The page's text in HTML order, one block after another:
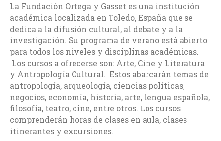
La Fundación Ortega y Gasset es una institución
académica localizada en Toledo, España que se
dedica a la difusión cultural, al debate y a la
investigación. Su programa de verano está abierto
para todos los niveles y disciplinas académicas.
Los cursos a ofrecerse son: Arte, Cine y Literatura
y Antropología Cultural. Estos abarcarán temas de
antropología, arqueología, ciencias políticas,
negocios, economía, historia, arte, lengua española,
filosofía, teatro, cine, entre otros. Los cursos
comprenderán horas de clases en aula, clases
itinerantes y excursiones.